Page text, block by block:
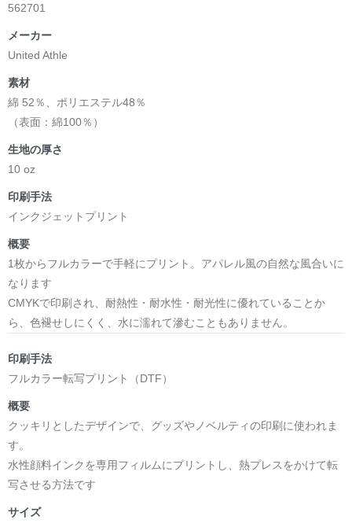
562701
メーカー
United Athle
素材
綿 52％、ポリエステル48％
（表面：綿100％）
生地の厚さ
10 oz
印刷手法
インクジェットプリント
概要
1枚からフルカラーで手軽にプリント。アパレル風の自然な風合いに
なります
CMYKで印刷され、耐熱性・耐水性・耐光性に優れていることか
ら、色褪せしにくく、水に濡れて滲むこともありません。
印刷手法
フルカラー転写プリント（DTF）
概要
クッキリとしたデザインで、グッズやノベルティの印刷に使われま
す。
水性顔料インクを専用フィルムにプリントし、熱プレスをかけて転
写させる方法です
サイズ